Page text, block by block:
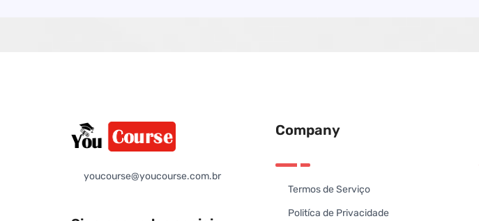
youcourse@youcourse.com.br
Company
Termos de Serviço
Politíca de Privacidade